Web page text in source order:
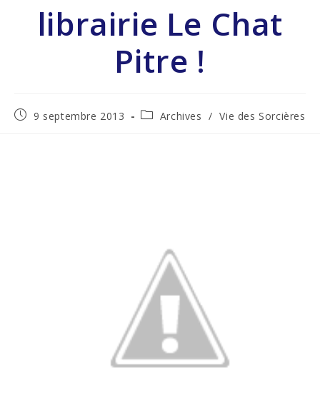
librairie Le Chat
Pitre !
9 septembre 2013 Archives / Vie des Sorcières